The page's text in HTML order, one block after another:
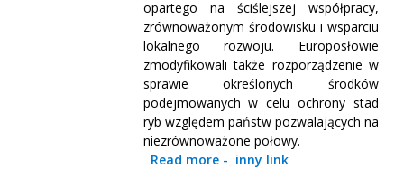
opartego na ściślejszej współpracy,
zrównoważonym środowisku i wsparciu
lokalnego rozwoju. Europosłowie
zmodyfikowali także rozporządzenie w
sprawie określonych środków
podejmowanych w celu ochrony stad
ryb względem państw pozwalających na
niezrównoważone połowy.
Read more- inny link